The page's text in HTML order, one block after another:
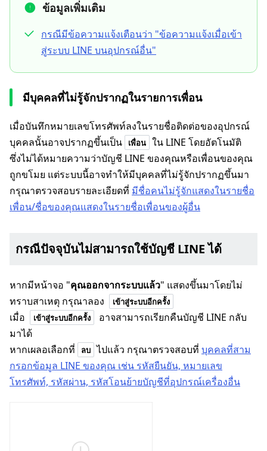
ข้อมูลเพิ่มเติม
กรณีมีข้อความแจ้งเตือนว่า "ข้อความแจ้งเมื่อเข้า
สู่ระบบ LINE บนอุปกรณ์อื่น"
มีบุคคลที่ไม่รู้จักปรากฏในรายการเพื่อน
เมื่อบันทึกหมายเลขโทรศัพท์ลงในรายชื่อติดต่อของอุปกรณ์
บุคคลนั้นอาจปรากฏขึ้นเป็น
เพื่อน ใน LINE โดยอัตโนมัติ
ซึ่งไม่ได้หมายความว่าบัญชี LINE ของคุณหรือเพื่อนของคุณ
ถูกขโมย แต่ระบบนี้อาจทำให้มีบุคคลที่ไม่รู้จักปรากฏขึ้นมา
กรุณาตรวจสอบรายละเอียดที่ มีชื่อคนไม่รู้จักแสดงในรายชื่อ
เพื่อน/ชื่อของคุณแสดงในรายชื่อเพื่อนของผู้อื่น
กรณีปัจจุบันไม่สามารถใช้บัญชี LINE ได้
หากมีหน้าจอ "คุณออกจากระบบแล้ว" แสดงขึ้นมาโดยไม่
ทราบสาเหตุ กรุณาลอง
เข้าสู่ระบบอีกครั้ง
เมื่อ เข้าสู่ระบบอีกครั้ง
อาจสามารถเรียกคืนบัญชี LINE กลับ
มาได้
หากเผลอเลือกที่
ลบ ไปแล้ว กรุณาตรวจสอบที่ บุคคลที่สาม
กรอกข้อมูล LINE ของคุณ เช่น รหัสยืนยัน, หมายเลข
โทรศัพท์, รหัสผ่าน, รหัสโอนย้ายบัญชีที่อุปกรณ์เครื่องอื่น